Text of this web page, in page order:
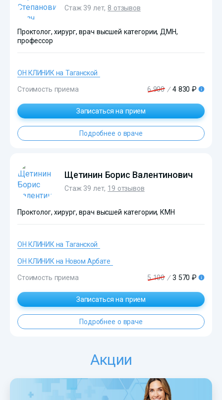
?>
Стаж 39 лет, 8 отзывов
Проктолог, хирург, врач высшей категории, ДМН,
профессор
ОН КЛИНИК на Таганской
Стоимость приема 6 900 / 4 830 ₽
Записаться на прием
Подробнее о враче
?>
Щетинин Борис Валентинович
Стаж 39 лет, 19 отзывов
Проктолог, хирург, врач высшей категории, КМН
ОН КЛИНИК на Таганской
ОН КЛИНИК на Новом Арбате
Стоимость приема 5 100 / 3 570 ₽
Записаться на прием
Подробнее о враче
Акции